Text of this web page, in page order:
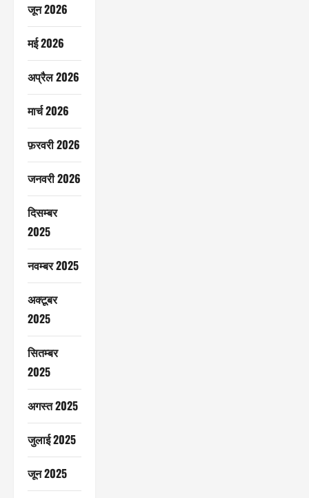
जून 2026
मई 2026
अप्रैल 2026
मार्च 2026
फ़रवरी 2026
जनवरी 2026
दिसम्बर
2025
नवम्बर 2025
अक्टूबर
2025
सितम्बर
2025
अगस्त 2025
जुलाई 2025
जून 2025